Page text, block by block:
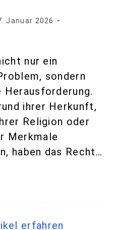
Januar 2026
nur ein
sondern
ihrer Herkunft,
Religion oder
Merkmale
haben das Recht…